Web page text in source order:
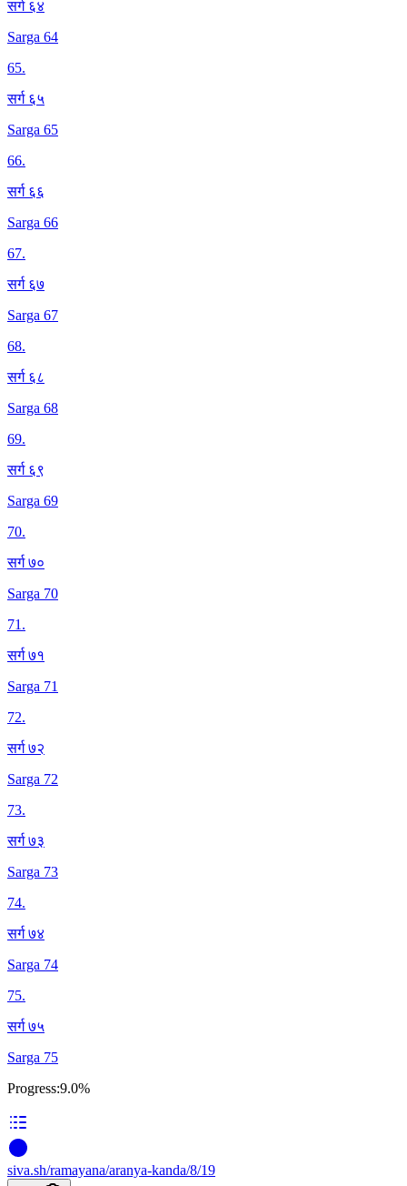
सर्ग ६४
Sarga 64
65.
सर्ग ६५
Sarga 65
66.
सर्ग ६६
Sarga 66
67.
सर्ग ६७
Sarga 67
68.
सर्ग ६८
Sarga 68
69.
सर्ग ६९
Sarga 69
70.
सर्ग ७०
Sarga 70
71.
सर्ग ७१
Sarga 71
72.
सर्ग ७२
Sarga 72
73.
सर्ग ७३
Sarga 73
74.
सर्ग ७४
Sarga 74
75.
सर्ग ७५
Sarga 75
Progress:9.0%
siva.sh/ramayana/aranya-kanda/8/19